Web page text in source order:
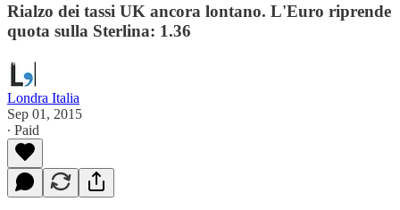
Rialzo dei tassi UK ancora lontano. L'Euro riprende
quota sulla Sterlina: 1.36
Londra Italia
Sep 01, 2015
∙ Paid